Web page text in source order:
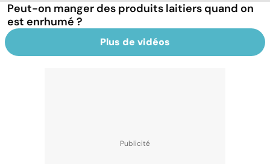
Peut-on manger des produits laitiers quand on
est enrhumé ?
Plus de vidéos